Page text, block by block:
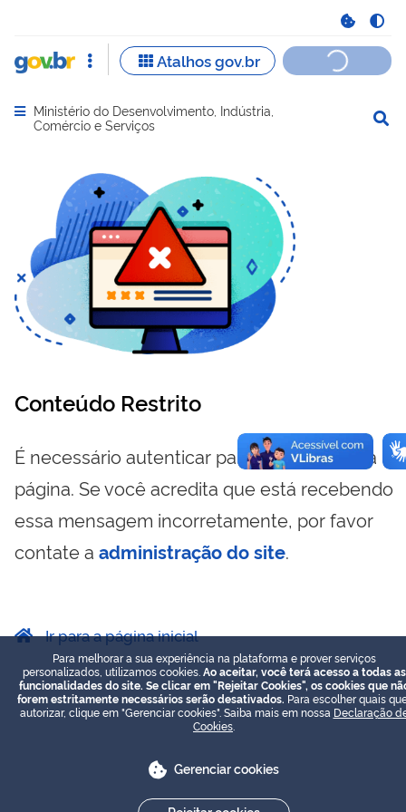
Abrir menu principal de navegação
Ministério do Desenvolvimento, Indústria,
Comércio e Serviços
Conteúdo Restrito
É necessário autenticar para visualizar essa
página. Se você acredita que está recebendo
essa mensagem incorretamente, por favor
contate a administração do site.
Ir para a página inicial
Para melhorar a sua experiência na plataforma e prover serviços
personalizados, utilizamos cookies. Ao aceitar, você terá acesso a todas as
funcionalidades do site. Se clicar em "Rejeitar Cookies", os cookies que
forem estritamente necessários serão desativados. Para escolher quais
autorizar, clique em "Gerenciar cookies". Saiba mais em nossa Declaração
Cookies
Gerenciar cookies